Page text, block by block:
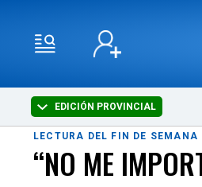
EDICIÓN PROVINCIAL
LECTURA DEL FIN DE SEMANA
“NO ME